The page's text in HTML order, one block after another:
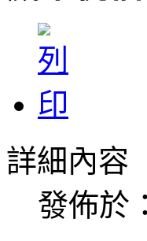
詳細內容
發佈於